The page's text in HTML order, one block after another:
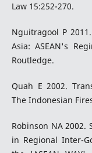
Law 15:252-270.
Nguitragool P
Asia: ASEAN's
Routledge.
Quah E 2002.
The Indonesian
Robinson NA
in Regional Inter-